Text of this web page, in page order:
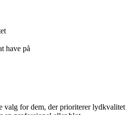
have på
valg for dem, der prioriterer lydkvalitet